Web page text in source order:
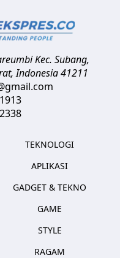
Kec. Subang,
,Indonesia41211
TEKNOLOGI
APLIKASI
GADGET & TEKNO
GAME
STYLE
RAGAM